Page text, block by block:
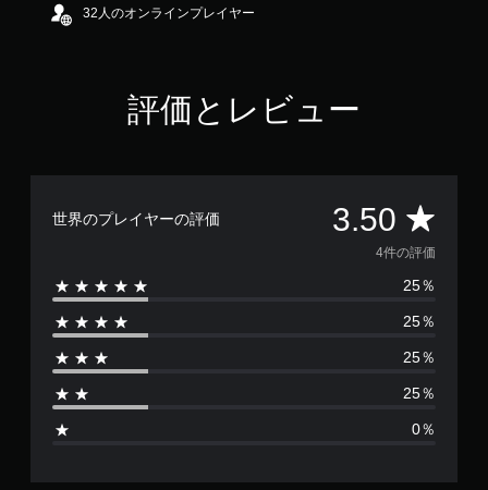
32人のオンラインプレイヤー
評価とレビュー
世界のプレイヤーの評価 3.50 評
価
数
は
、
4件の評価
25％
25％
25％
25％
0％